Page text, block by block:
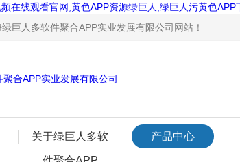
在线观看官网,黄色APP资源绿巨人,绿巨人污黄色APP
绿巨人多软件聚合APP实业发展有限公司网站！
关于绿巨人多软 产品中心